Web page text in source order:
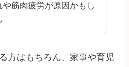
や筋肉疲労が原因かもし
方はもちろん、家事や育児